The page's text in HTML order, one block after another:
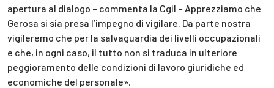
apertura al dialogo – commenta la Cgil – Apprezziamo che
Gerosa si sia presa l’impegno di vigilare. Da parte nostra
vigileremo che per la salvaguardia dei livelli occupazionali
e che, in ogni caso, il tutto non si traduca in ulteriore
peggioramento delle condizioni di lavoro giuridiche ed
economiche del personale».